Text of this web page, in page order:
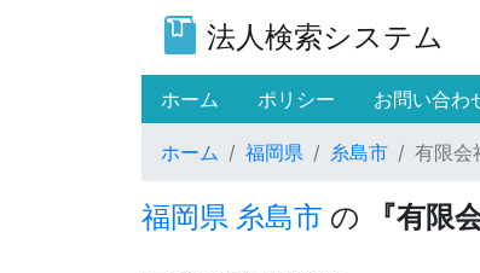
法人検索システム
ホーム (current)
ポリシー お問い合わ
ホーム 福岡県 糸島市 有限会
福岡県 糸島市 の 『有限